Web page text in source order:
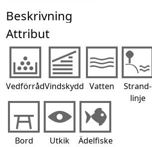
Beskrivning
Attribut
VedförrådVindskydd Vatten
Strand-
linje
Bord Utkik Ädelfiske